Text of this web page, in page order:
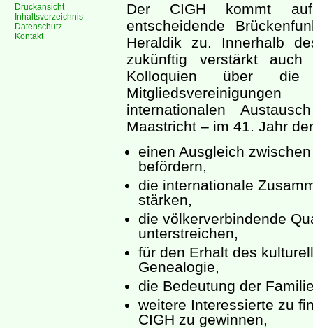
Druckansicht
Inhaltsverzeichnis
Datenschutz
Kontakt
Der CIGH kommt
entscheidende
Heraldik zu. Innerhalb
zukünftig verstärkt
Kolloquien über die
internationalen
Maastricht – im 41. Jahr
einen Ausgleich
befördern,
die internationale
stärken,
die völkerverbindende
unterstreichen,
für den Erhalt des
Genealogie,
die Bedeutung der
weitere Interessierte zu
CIGH zu gewinnen,